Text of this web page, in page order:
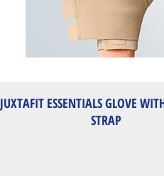
JUXTAFIT ESSENTIALS GLOVE
STRAP